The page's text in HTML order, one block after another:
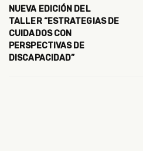
NUEVA EDICIÓN DEL
TALLER “ESTRATEGIAS DE
CUIDADOS CON
PERSPECTIVAS DE
DISCAPACIDAD”